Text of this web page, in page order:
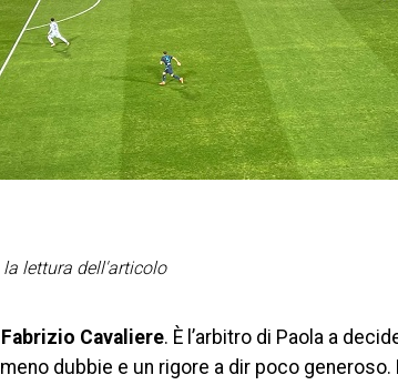
lettura dell'articolo
Fabrizio Cavaliere. È l’arbitro di Paola a
dubbie e un rigore a dir poco